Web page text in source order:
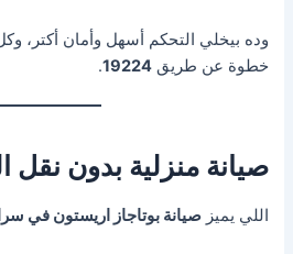
وده بيخلي التحكم أسهل وأمان أكتر،
خطوة عن طريق19224
.
صيانة منزلية بدون نقل
اللي يميزصيانة بوتاجاز اريستون في سراي